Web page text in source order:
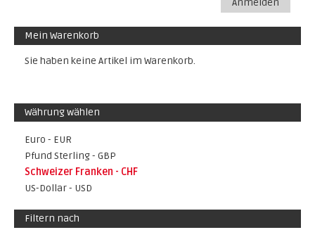
Anmelden
Mein Warenkorb
Sie haben keine Artikel im Warenkorb.
Währung wählen
Euro - EUR
Pfund Sterling - GBP
Schweizer Franken - CHF
US-Dollar - USD
Filtern nach